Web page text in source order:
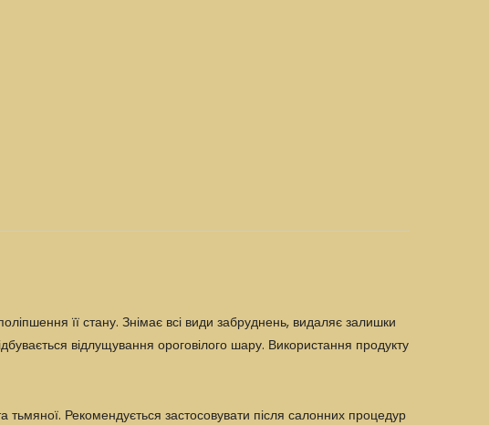
її стану. Знімає всі види забруднень, видаляє залишки
відлущування ороговілого шару. Використання продукту
Рекомендується застосовувати після салонних процедур